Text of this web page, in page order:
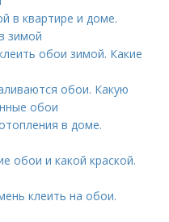
в квартире и доме.
зимой
обои зимой. Какие
обои. Какую
обои
в доме.
обои и какой краской.
клеить на обои.